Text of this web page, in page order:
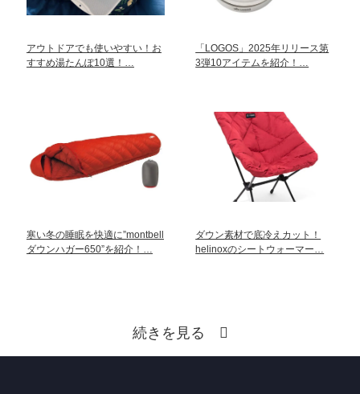
アウトドアでも使いやすい！お
すすめ湯たんぽ10選！…
「LOGOS」2025年リリース第
3弾10アイテムを紹介！…
寒い冬の睡眠を快適に”montbell
ダウンハガー650”を紹介！…
ダウン素材で底冷えカット！
helinoxのシートウォーマー…
続きを見る